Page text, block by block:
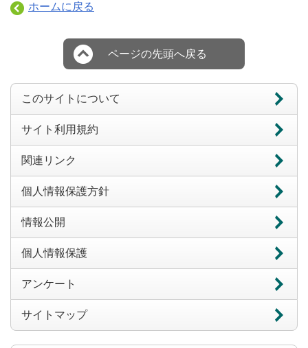
ホームに戻る
ページの先頭へ戻る
このサイトについて
サイト利用規約
関連リンク
個人情報保護方針
情報公開
個人情報保護
アンケート
サイトマップ